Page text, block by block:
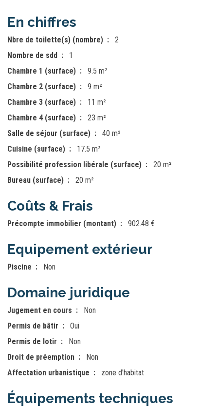
En chiffres
Nbre de toilette(s) (nombre)
2
Nombre de sdd
1
Chambre 1 (surface)
9.5 m²
Chambre 2 (surface)
9 m²
Chambre 3 (surface)
11 m²
Chambre 4 (surface)
23 m²
Salle de séjour (surface)
40 m²
Cuisine (surface)
17.5 m²
Possibilité profession libérale (surface)
20 m²
Bureau (surface)
20 m²
Coûts & Frais
Précompte immobilier (montant) 902.48 €
Equipement extérieur
Piscine Non
Domaine juridique
Jugement en cours
Non
Permis de bâtir
Oui
Permis de lotir
Non
Droit de préemption
Non
Affectation urbanistique
zone d'habitat
Équipements techniques